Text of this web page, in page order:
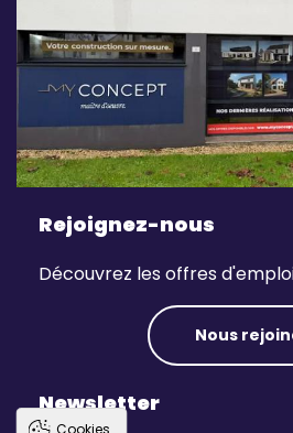
Rejoignez-nous
Découvrez les offres
Nous
Newsletter
Cookies